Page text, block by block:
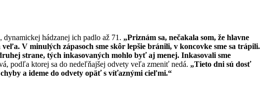
hádzanej ich padlo až 71. „Priznám sa, nečakala som, že hlavne
V minulých zápasoch sme skôr lepšie bránili, v koncovke sme sa trápili.
strane, tých inkasovaných mohlo byť aj menej. Inkasovali sme
podľa ktorej sa do nedeľňajšej odvety veľa zmeniť nedá. „Tieto dni sú dosť
a ideme do odvety opäť s víťaznými cieľmi.“